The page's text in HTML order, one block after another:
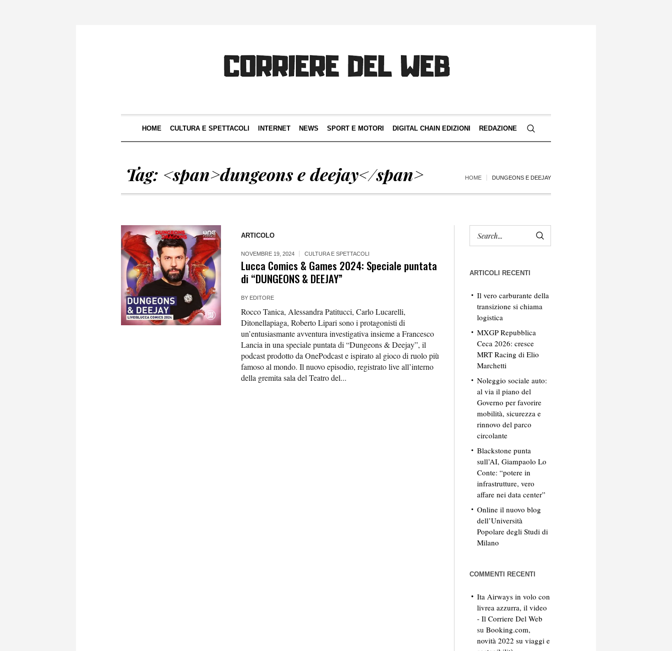
HOME CULTURA E SPETTACOLI INTERNET NEWS SPORT E MOTORI DIGITAL CHAIN EDIZIONI REDAZIONE
Tag: <span>dungeons e deejay</span> HOME DUNGEONS E DEEJAY
ARTICOLO
NOVEMBRE 19, 2024 CULTURA E SPETTACOLI
Lucca Comics & Games 2024: Speciale puntata
di “DUNGEONS & DEEJAY”
BY EDITORE
Rocco Tanica, Alessandra Patitucci, Carlo Lucarelli,
Ditonellapiaga, Roberto Lipari sono i protagonisti di
un’entusiasmante avventura investigativa insieme a Francesco
Lancia in una speciale puntata di “Dungeons & Deejay”, il
podcast prodotto da OnePodcast e ispirato al gioco di ruolo più
famoso al mondo. Il nuovo episodio, registrato live all’interno
della gremita sala del Teatro del...
ARTICOLI RECENTI
Il vero carburante della
transizione si chiama
logistica
MXGP Repubblica
Ceca 2026: cresce
MRT Racing di Elio
Marchetti
Noleggio sociale auto:
al via il piano del
Governo per favorire
mobilità, sicurezza e
rinnovo del parco
circolante
Blackstone punta
sull’AI, Giampaolo Lo
Conte: “potere in
infrastrutture, vero
affare nei data center”
Online il nuovo blog
dell’Università
Popolare degli Studi di
Milano
COMMENTI RECENTI
Ita Airways in volo con
livrea azzurra, il video
- Il Corriere Del Web
su Booking.com,
novità 2022 su viaggi e